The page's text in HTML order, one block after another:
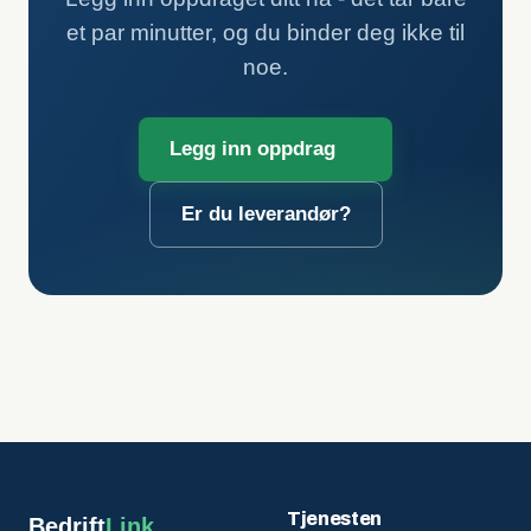
et par minutter, og du binder deg ikke til
noe.
Legg inn oppdrag
Er du leverandør?
Tjenesten